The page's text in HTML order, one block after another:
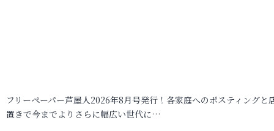
フリーペーパー芦屋人2026年8月号発行！各家庭へのポスティングと
置きで今までよりさらに幅広い世代に…